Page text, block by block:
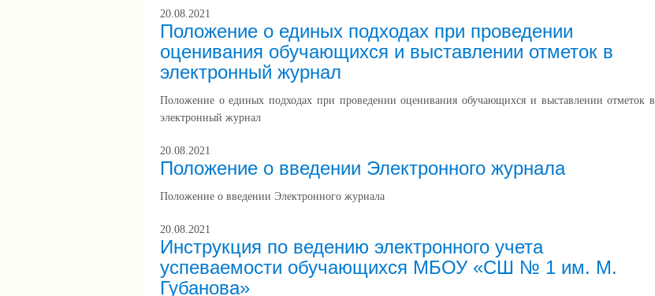
20.08.2021
Положение о единых подходах при проведении
оценивания обучающихся и выставлении отметок в
электронный журнал
Положение о единых подходах при проведении оценивания обучающихся и выставлении отметок в
электронный журнал
20.08.2021
Положение о введении Электронного журнала
Положение о введении Электронного журнала
20.08.2021
Инструкция по ведению электронного учета
успеваемости обучающихся МБОУ «СШ № 1 им. М.
Губанова»